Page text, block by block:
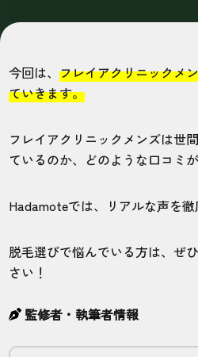
今回は、フレイアクリニックメ
ていきます。
フレイアクリニックメンズは世
ているのか、どのような口コミが
Hadamoteでは、リアルな声を徹
脱毛選びで悩んでいる方は、ぜ
さい！
監修者・執筆者情報